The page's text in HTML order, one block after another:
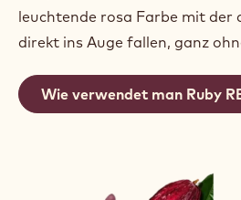
leuchtende rosa Farbe mit der
direkt ins Auge fallen, ganz
Wie verwendet man Ruby